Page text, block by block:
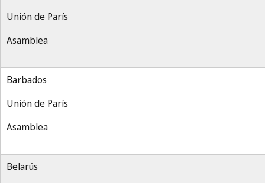
Unión de París
Asamblea
Barbados
Unión de París
Asamblea
Belarús